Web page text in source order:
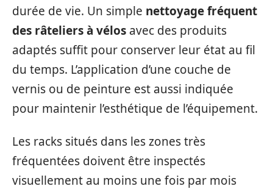
durée de vie. Un simple nettoyage fréquent
des râteliers à vélos avec des produits
adaptés suffit pour conserver leur état au fil
du temps. L’application d’une couche de
vernis ou de peinture est aussi indiquée
pour maintenir l’esthétique de l’équipement.
Les racks situés dans les zones très
fréquentées doivent être inspectés
visuellement au moins une fois par mois